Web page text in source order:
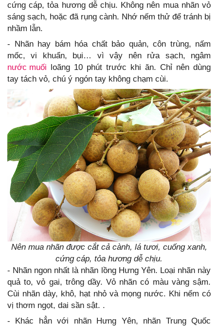
cứng cáp, tỏa hương dễ chịu. Không nên mua nhãn vỏ
sáng sạch, hoặc đã rụng cành. Nhớ nếm thử để tránh bị
nhầm lẫn.
- Nhãn hay bám hóa chất bảo quản, côn trùng, nấm
mốc, vi khuẩn, bụi… vì vậy nên rửa sạch, ngâm
nước muối loãng 10 phút trước khi ăn. Chỉ nên dùng
tay tách vỏ, chú ý ngón tay không chạm cùi.
Nên mua nhãn được cắt cả cành, lá tươi, cuống xanh,
cứng cáp, tỏa hương dễ chịu.
- Nhãn ngon nhất là nhãn lồng Hưng Yên. Loại nhãn này
quả to, vỏ gai, trông dầy. Vỏ nhãn có màu vàng sậm.
Cùi nhãn dày, khô, hạt nhỏ và mọng nước. Khi nếm có
vị thơm ngọt, dai sần sật. .
- Khác hẳn với nhãn Hưng Yên, nhãn Trung Quốc